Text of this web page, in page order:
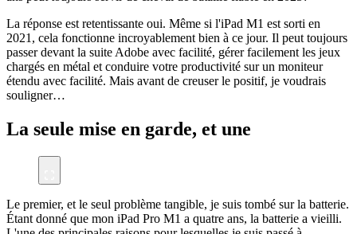
La réponse est retentissante oui. Même si l'iPad M1 est sorti en
2021, cela fonctionne incroyablement bien à ce jour. Il peut toujours
passer devant la suite Adobe avec facilité, gérer facilement les jeux
chargés en métal et conduire votre productivité sur un moniteur
étendu avec facilité. Mais avant de creuser le positif, je voudrais
souligner…
La seule mise en garde, et une
Le premier, et le seul problème tangible, je suis tombé sur la batterie.
Étant donné que mon iPad Pro M1 a quatre ans, la batterie a vieilli.